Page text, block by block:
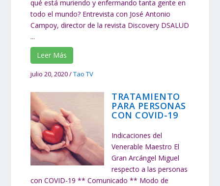
qué está muriendo y enfermando tanta gente en
todo el mundo? Entrevista con José Antonio
Campoy, director de la revista Discovery DSALUD
...
Leer Más
julio 20, 2020/Tao TV
TRATAMIENTO
PARA PERSONAS
CON COVID-19
Indicaciones del
Venerable Maestro El
Gran Arcángel Miguel
respecto a las personas
con COVID-19 ** Comunicado ** Modo de